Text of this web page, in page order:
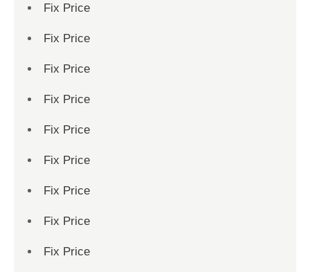
Fix Price
Fix Price
Fix Price
Fix Price
Fix Price
Fix Price
Fix Price
Fix Price
Fix Price